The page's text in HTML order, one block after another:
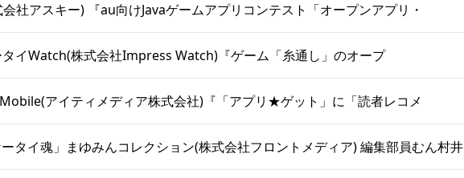
社アスキー) 『au向けJavaゲームアプリコンテスト「オープンアプリ・
イWatch(株式会社Impress Watch)『ゲーム「糸通し」のオープ
アイティメディア株式会社)『「アプリ★ゲット」に「読者レコメ
タイ魂」まゆみんコレクション(株式会社フロントメディア) 編集部員むん村井